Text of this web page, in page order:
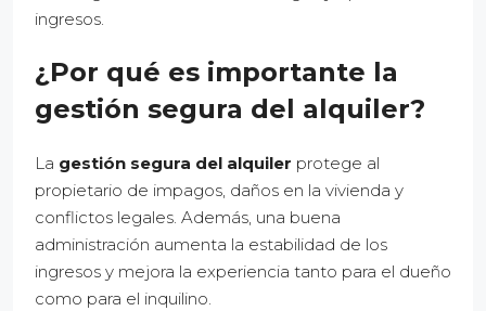
ingresos.
¿Por qué es importante la
gestión segura del alquiler?
La gestión segura del alquiler protege al
propietario de impagos, daños en la vivienda y
conflictos legales. Además, una buena
administración aumenta la estabilidad de los
ingresos y mejora la experiencia tanto para el dueño
como para el inquilino.